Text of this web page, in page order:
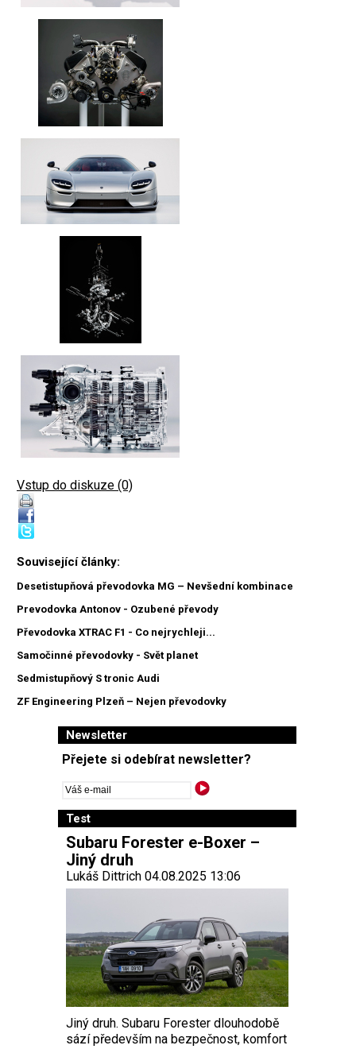
Vstup do diskuze (0)
Související články:
Desetistupňová převodovka MG – Nevšední kombinace
Prevodovka Antonov - Ozubené převody
Převodovka XTRAC F1 - Co nejrychleji...
Samočinné převodovky - Svět planet
Sedmistupňový S tronic Audi
ZF Engineering Plzeň – Nejen převodovky
Newsletter
Přejete si odebírat newsletter?
Test
Subaru Forester e-Boxer –
Jiný druh
Lukáš Dittrich 04.08.2025 13:06
Jiný druh. Subaru Forester dlouhodobě
sází především na bezpečnost, komfort